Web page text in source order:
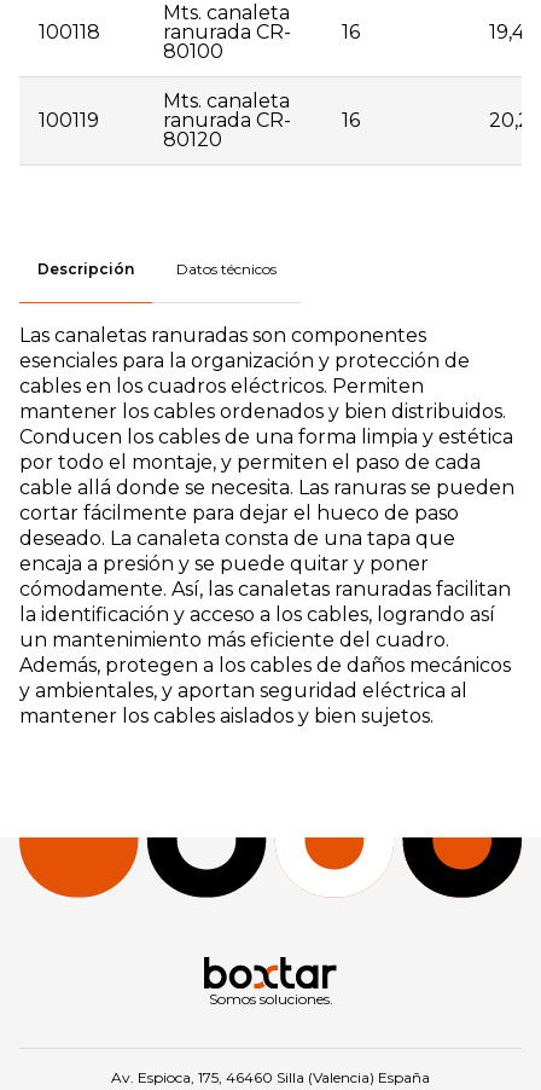
100118
Mts. canaleta
ranurada CR-
80100
16 19,41
100119
Mts. canaleta
ranurada CR-
80120
16 20,27
| 100103 | Mts. canaleta ranurada CR-4025 | 48 | 5,56
7,09 | | 100105 | Mts. canaleta ranurada CR-4060 | 36
| 10,57 | | 100106 | Mts. canaleta ranurada CR-6025 |
32 | 7,83 | | 100108 | Mts. canaleta ranurada CR-6040
| 32 | 8,91 | | 100109 | Mts. canaleta ranurada CR-
6060 | 32 | 10,47 | | 100110 | Mts. canaleta ranurada
CR-6080 | 24 | 13,69 | | 100111 | Mts. canaleta
ranurada CR-60100 | 16 | 16,63 | | 100112 | Mts.
canaleta ranurada CR-60120 | 16 | 19,64 | | 100113 |
Mts. canaleta ranurada CR-8025 | 40 | 11,04 | | 100115
| Mts. canaleta ranurada CR-8040 | 28 | 11,92 | |
100116 | Mts. canaleta ranurada CR-8060 | 20 | 12,88 |
| 100117 | Mts. canaleta ranurada CR-8080 | 20 |
15,38 | | 100118 | Mts. canaleta ranurada CR-80100 |
16 | 19,41 | | 100119 | Mts. canaleta ranurada CR-80120
| 16 | 20,27 |
Descripción Datos técnicos
Las canaletas ranuradas son componentes
esenciales para la organización y protección de
cables en los cuadros eléctricos. Permiten
mantener los cables ordenados y bien distribuidos.
Conducen los cables de una forma limpia y estética
por todo el montaje, y permiten el paso de cada
cable allá donde se necesita. Las ranuras se pueden
cortar fácilmente para dejar el hueco de paso
deseado. La canaleta consta de una tapa que
encaja a presión y se puede quitar y poner
cómodamente. Así, las canaletas ranuradas facilitan
la identificación y acceso a los cables, logrando así
un mantenimiento más eficiente del cuadro.
Además, protegen a los cables de daños mecánicos
y ambientales, y aportan seguridad eléctrica al
mantener los cables aislados y bien sujetos.
Somos soluciones.
Av. Espioca, 175, 46460 Silla (Valencia) España